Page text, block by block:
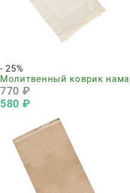
- 25%
Молитвенный коврик
770 ₽
580 ₽